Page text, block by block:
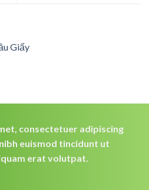
Giấy
consectetuer adipiscing
euismod tincidunt ut
erat volutpat.